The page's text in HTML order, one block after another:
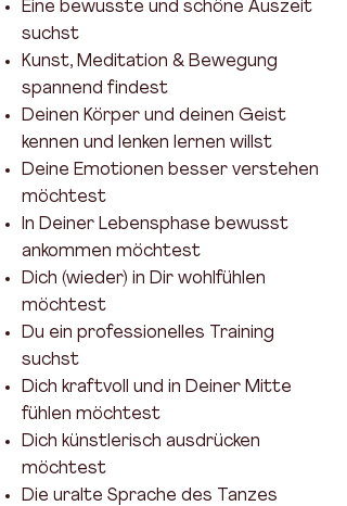
Eine bewusste und schöne Auszeit
suchst
Kunst, Meditation & Bewegung
spannend findest
Deinen Körper und deinen Geist
kennen und lenken lernen willst
Deine Emotionen besser verstehen
möchtest
In Deiner Lebensphase bewusst
ankommen möchtest
Dich (wieder) in Dir wohlfühlen
möchtest
Du ein professionelles Training
suchst
Dich kraftvoll und in Deiner Mitte
fühlen möchtest
Dich künstlerisch ausdrücken
möchtest
Die uralte Sprache des Tanzes